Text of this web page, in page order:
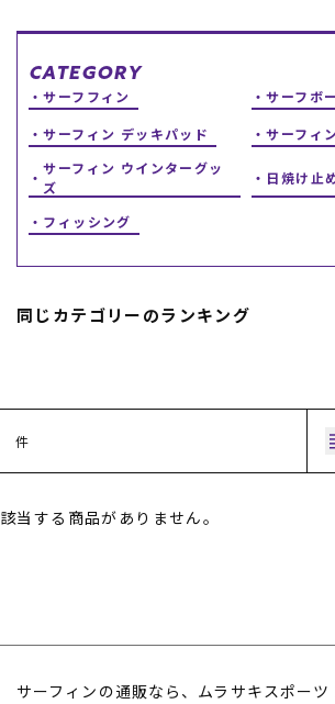
CONTENTS
特集一覧
覧
中古/アウトレット サー
ギフトラ
ポイント・クーポンもこのアプ
CATEGORY
サーフフィン
サーフボ
サーフィン デッキパッド
サーフィ
サーフィン ウインターグッ
ズ
日焼け止
フィッシング
同じカテゴリーのランキング
件
該当する商品がありません。
サーフィンの通販なら、ムラサキスポー